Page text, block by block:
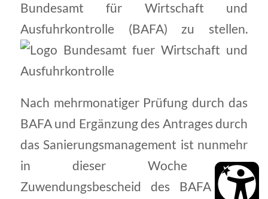
Bundesamt für Wirtschaft und
Ausfuhrkontrolle (BAFA) zu stellen.
Nach mehrmonatiger Prüfung durch das
BAFA und Ergänzung des Antrages durch
das Sanierungsmanagement ist nunmehr
in dieser Woche der
Zuwendungsbescheid des BAFA beim